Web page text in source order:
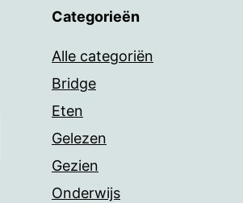
Categorieën
Alle categoriën
Bridge
Eten
Gelezen
Gezien
Onderwijs